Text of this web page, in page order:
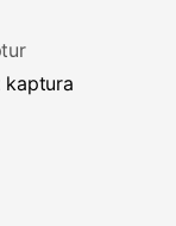
kaptura